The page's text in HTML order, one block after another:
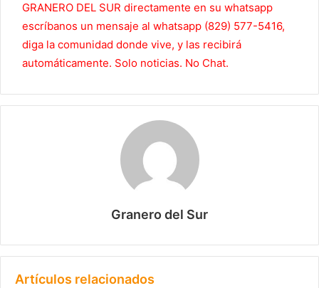
GRANERO DEL SUR directamente en su whatsapp
escríbanos un mensaje al whatsapp (829) 577-5416,
diga la comunidad donde vive, y las recibirá
automáticamente. Solo noticias. No Chat.
Granero del Sur
Artículos relacionados